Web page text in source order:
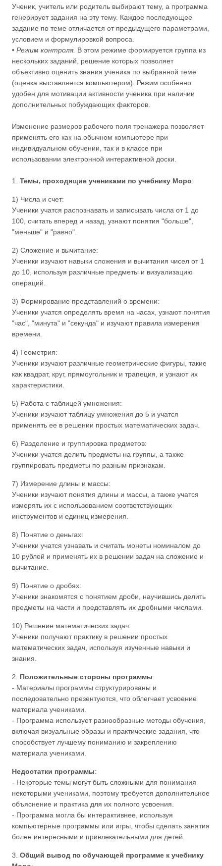
Ученик, учитель или родитель выбирают тему, а программа
генерирует задания на эту тему. Каждое последующее
задание по теме отличается от предыдущего параметрами,
условием и формулировкой вопроса.
• Режим контроля. В этом режиме формируется группа из
нескольких заданий, решение которых позволяет
объективно оценить знания ученика по выбранной теме
(оценка выставляется компьютером). Режим особенно
удобен для мотивации активности ученика при наличии
дополнительных побуждающих факторов.
Изменение размеров рабочего поля тренажера позволяет
применять его как на обычном компьютере при
индивидуальном обучении, так и в классе при
использовании электронной интерактивной доски.
1. Темы, проходящие учениками по учебнику Моро:
1) Числа и счет:
Ученики учатся распознавать и записывать числа от 1 до
100, считать вперед и назад, узнают понятия "больше",
"меньше" и "равно".
2) Сложение и вычитание:
Ученики изучают навыки сложения и вычитания чисел от 1
до 10, используя различные предметы и визуализацию
операций.
3) Формирование представлений о времени:
Ученики учатся определять время на часах, узнают понятия
"час", "минута" и "секунда" и изучают правила измерения
времени.
4) Геометрия:
Ученики изучают различные геометрические фигуры, такие
как квадрат, круг, прямоугольник и трапеция, и узнают их
характеристики.
5) Работа с таблицей умножения:
Ученики изучают таблицу умножения до 5 и учатся
применять ее в решении простых математических задач.
6) Разделение и группировка предметов:
Ученики учатся делить предметы на группы, а также
группировать предметы по разным признакам.
7) Измерение длины и массы:
Ученики изучают понятия длины и массы, а также учатся
измерять их с использованием соответствующих
инструментов и единиц измерения.
8) Понятие о деньгах:
Ученики учатся узнавать и считать монеты номиналом до
10 рублей и применять их в решении задач на сложение и
вычитание.
9) Понятие о дробях:
Ученики знакомятся с понятием дроби, научившись делить
предметы на части и представлять их дробными числами.
10) Решение математических задач:
Ученики получают практику в решении простых
математических задач, используя изученные навыки и
знания.
2. Положительные стороны программы:
- Материалы программы структурированы и
последовательно презентуются, что облегчает усвоение
материала учениками.
- Программа использует разнообразные методы обучения,
включая визуальные образы и практические задания, что
способствует лучшему пониманию и закреплению
материала учениками.
Недостатки программы:
- Некоторые темы могут быть сложными для понимания
некоторыми учениками, поэтому требуется дополнительное
объяснение и практика для их полного усвоения.
- Программа могла бы интерактивнее, используя
компьютерные программы или игры, чтобы сделать занятия
более интересными и привлекательными для детей.
3. Общий вывод по обучающей программе к учебнику